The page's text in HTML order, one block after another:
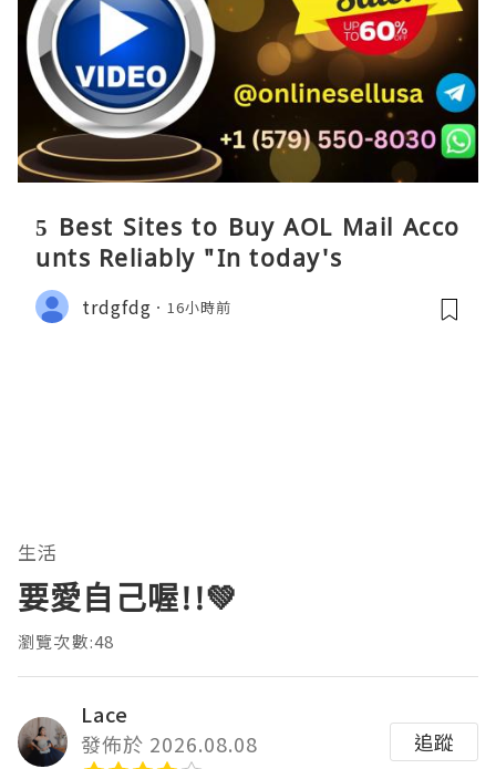
5 Best Sites to Buy AOL Mail Acco
unts Reliably "In today's
trdgfdg 16小時前
生活
要愛自己喔!!💚
瀏覽次數:48
Lace
發佈於 2026.08.08
追蹤